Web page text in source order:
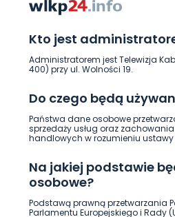
Kto jest
Administratorem jest Telewizja
400) przy ul. Wolności 19.
Do czego będą
Państwa dane osobowe
sprzedaży usług oraz
handlowych w rozumieniu
Na jakiej podstawie
osobowe?
Podstawą prawną przetwarzania
Parlamentu Europejskiego i Rady
CIEKAWOSTKI
RELIGIA SAMORZĄD